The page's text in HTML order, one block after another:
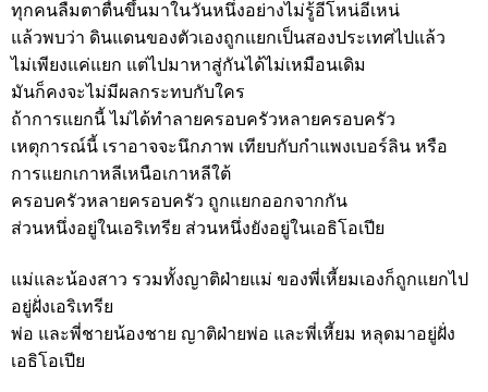
ทุกคนลืมตาตื่นขึ้นมาในวันหนึ่งอย่างไม่รู้อีโหน่อีเหน่
แล้วพบว่า ดินแดนของตัวเองถูกแยกเป็นสองประเทศไปแล้ว
ไม่เพียงแค่แยก แต่ไปมาหาสู่กันได้ไม่เหมือนเดิม
มันก็คงจะไม่มีผลกระทบกับใคร
ถ้าการแยกนี้ ไม่ได้ทำลายครอบครัวหลายครอบครัว
เหตุการณ์นี้ เราอาจจะนึกภาพ เทียบกับกำแพงเบอร์ลิน หรือ
การแยกเกาหลีเหนือเกาหลีใต้
ครอบครัวหลายครอบครัว ถูกแยกออกจากกัน
ส่วนหนึ่งอยู่ในเอริเทรีย ส่วนหนึ่งยังอยู่ในเอธิโอเปีย
แม่และน้องสาว รวมทั้งญาติฝ่ายแม่ ของพี่เหี้ยมเองก็ถูกแยกไป
อยู่ฝั่งเอริเทรีย
พ่อ และพี่ชายน้องชาย ญาติฝ่ายพ่อ และพี่เหี้ยม หลุดมาอยู่ฝั่ง
เอธิโอเปีย